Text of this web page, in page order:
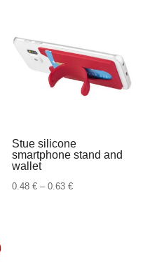
0.36 €
Stue silicone
smartphone stand and
wallet
0.48€ – 0.63€Raspon